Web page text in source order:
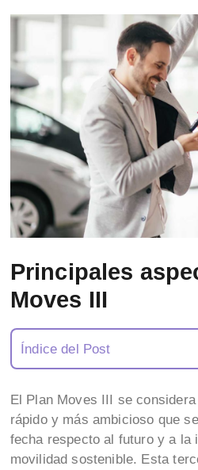
Principales
Moves III
Índice del Post
El Plan Moves III se
rápido y más ambicioso que
fecha respecto al futuro y a la
movilidad sostenible. Esta